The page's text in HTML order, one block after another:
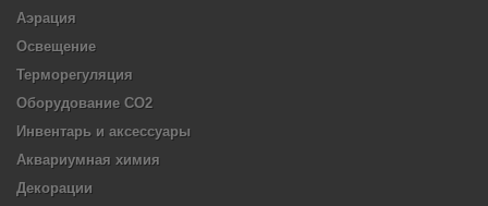
Аэрация
Освещение
Терморегуляция
Оборудование CO2
Инвентарь и аксессуары
Аквариумная химия
Декорации